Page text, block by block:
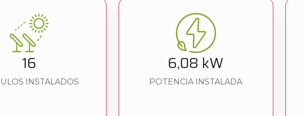
16
INSTALADOS
6,08 kW
POTENCIA INSTALADA